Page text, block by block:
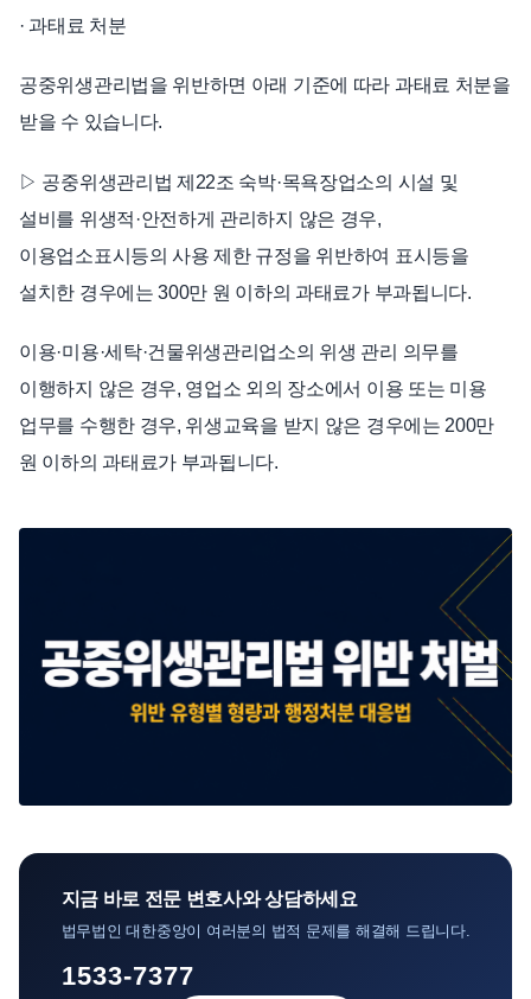
· 과태료 처분
공중위생관리법을 위반하면 아래 기준에 따라 과태료 처분을
받을 수 있습니다.
▷ 공중위생관리법 제22조 숙박·목욕장업소의 시설 및
설비를 위생적·안전하게 관리하지 않은 경우,
이용업소표시등의 사용 제한 규정을 위반하여 표시등을
설치한 경우에는 300만 원 이하의 과태료가 부과됩니다.
이용·미용·세탁·건물위생관리업소의 위생 관리 의무를
이행하지 않은 경우, 영업소 외의 장소에서 이용 또는 미용
업무를 수행한 경우, 위생교육을 받지 않은 경우에는 200만
원 이하의 과태료가 부과됩니다.
지금 바로 전문 변호사와 상담하세요
법무법인 대한중앙이 여러분의 법적 문제를 해결해 드립니다.
1533-7377